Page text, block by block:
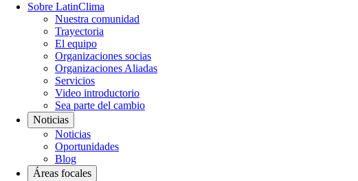
Navegación
Sobre LatinClima
Nuestra comunidad
Trayectoria
El equipo
Organizaciones socias
Organizaciones Aliadas
Servicios
Video introductorio
Sea parte del cambio
Noticias
Noticias
Oportunidades
Blog
Áreas focales